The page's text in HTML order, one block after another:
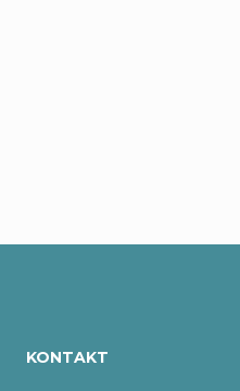
KONTAKT